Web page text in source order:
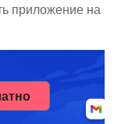
приложение на